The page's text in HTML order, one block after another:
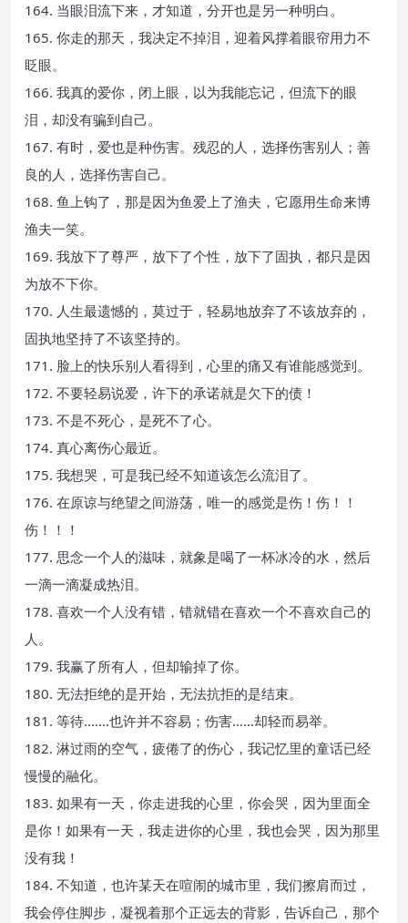
164. 当眼泪流下来，才知道，分开也是另一种明白。
165. 你走的那天，我决定不掉泪，迎着风撑着眼帘用力不
眨眼。
166. 我真的爱你，闭上眼，以为我能忘记，但流下的眼
泪，却没有骗到自己。
167. 有时，爱也是种伤害。残忍的人，选择伤害别人；善
良的人，选择伤害自己。
168. 鱼上钩了，那是因为鱼爱上了渔夫，它愿用生命来博
渔夫一笑。
169. 我放下了尊严，放下了个性，放下了固执，都只是因
为放不下你。
170. 人生最遗憾的，莫过于，轻易地放弃了不该放弃的，
固执地坚持了不该坚持的。
171. 脸上的快乐别人看得到，心里的痛又有谁能感觉到。
172. 不要轻易说爱，许下的承诺就是欠下的债！
173. 不是不死心，是死不了心。
174. 真心离伤心最近。
175. 我想哭，可是我已经不知道该怎么流泪了。
176. 在原谅与绝望之间游荡，唯一的感觉是伤！伤！！
伤！！！
177. 思念一个人的滋味，就象是喝了一杯冰冷的水，然后
一滴一滴凝成热泪。
178. 喜欢一个人没有错，错就错在喜欢一个不喜欢自己的
人。
179. 我赢了所有人，但却输掉了你。
180. 无法拒绝的是开始，无法抗拒的是结束。
181. 等待.……也许并不容易；伤害……却轻而易举。
182. 淋过雨的空气，疲倦了的伤心，我记忆里的童话已经
慢慢的融化。
183. 如果有一天，你走进我的心里，你会哭，因为里面全
是你！如果有一天，我走进你的心里，我也会哭，因为那里
没有我！
184. 不知道，也许某天在喧闹的城市里，我们擦肩而过，
我会停住脚步，凝视着那个正远去的背影，告诉自己，那个